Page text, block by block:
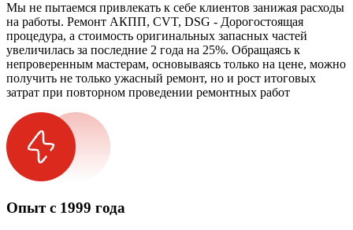
Мы не пытаемся привлекать к себе клиентов занижая расходы
на работы. Ремонт АКПП, CVT, DSG - Дорогостоящая
процедура, а стоимость оригинальных запасных частей
увеличилась за последние 2 года на 25%. Обращаясь к
непроверенным мастерам, основываясь только на цене, можно
получить не только ужасный ремонт, но и рост итоговых
затрат при повторном проведении ремонтных работ
Опыт с 1999 года